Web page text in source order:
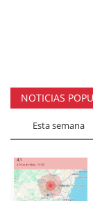
NOTICIAS
Esta semana